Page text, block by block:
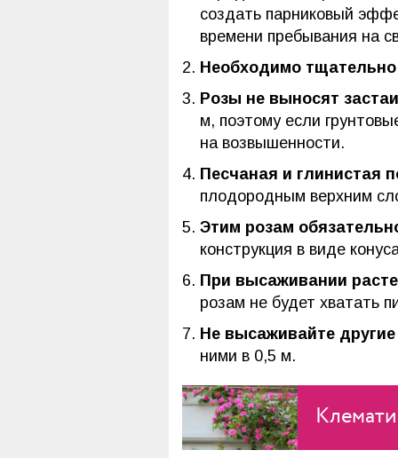
создать парниковый
времени пребывания на
Необходимо
Розы не выносят
м, поэтому если
на возвышенности.
Песчаная и глинистая
плодородным верхним
Этим розам
конструкция в виде
При высаживании
розам не будет хватать
Не высаживайте
ними в 0,5 м.